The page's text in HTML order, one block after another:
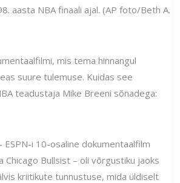
aasta NBA finaali ajal. (AP foto/Beth A.
mis tema hinnangul
suure tulemuse. Kuidas see
teadustaja Mike Breeni sõnadega:
ESPN-i 10-osaline dokumentaalfilm
Chicago Bullsist – oli võrgustiku jaoks
kriitikute tunnustuse, mida üldiselt